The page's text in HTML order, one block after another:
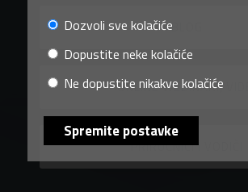
BLOG
ONLINE WEBINARI, VIDEI
PRIRUČNICI I VODIČI
Dozvoli sve kolačiće
Dopustite neke kolačiće
Ne dopustite nikakve kolačiće
Spremite postavke